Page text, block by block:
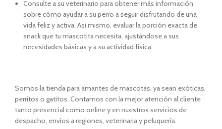
Consulte a su veterinario para obtener más información
sobre cómo ayudar a su perro a seguir disfrutando de una
vida feliz y activa. Así mismo, evaluar la porción exacta de
snack que tu mascotita necesita, ajustándose a sus
necesidades básicas y a su actividad física.
Somos la tienda para amantes de mascotas, ya sean exóticas,
perritos o gatitos. Contamos con la mejor atención al cliente
tanto presencial como online y en nuestros servicios de
despacho, envíos a regiones, veterinaria y peluquería.